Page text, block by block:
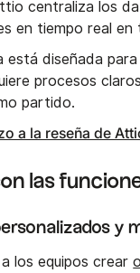
centraliza los
en tiempo real en
está diseñada
procesos
partido.
a la reseña de
las
y
los equipos crear